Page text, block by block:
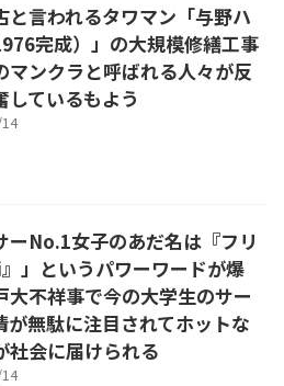
と言われるタワマン「与野ハ
完成）」の大規模修繕工事
マンクラと呼ばれる人々が反
しているもよう
ーNo.1女子のあだ名は『フリ
」というパワーワードが爆
大不祥事で今の大学生のサー
が無駄に注目されてホットな
社会に届けられる